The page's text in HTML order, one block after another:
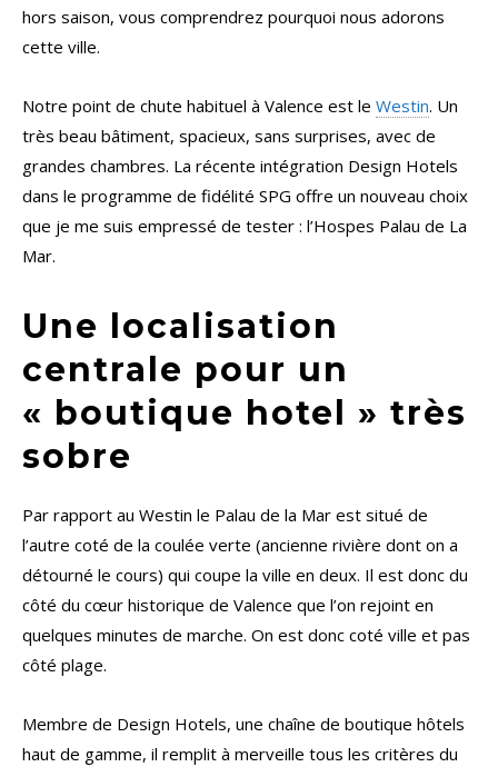
hors saison, vous comprendrez pourquoi nous adorons
cette ville.
Notre point de chute habituel à Valence est le Westin. Un
très beau bâtiment, spacieux, sans surprises, avec de
grandes chambres. La récente intégration Design Hotels
dans le programme de fidélité SPG offre un nouveau choix
que je me suis empressé de tester : l’Hospes Palau de La
Mar.
Une localisation
centrale pour un
« boutique hotel » très
sobre
Par rapport au Westin le Palau de la Mar est situé de
l’autre coté de la coulée verte (ancienne rivière dont on a
détourné le cours) qui coupe la ville en deux. Il est donc du
côté du cœur historique de Valence que l’on rejoint en
quelques minutes de marche. On est donc coté ville et pas
côté plage.
Membre de Design Hotels, une chaîne de boutique hôtels
haut de gamme, il remplit à merveille tous les critères du